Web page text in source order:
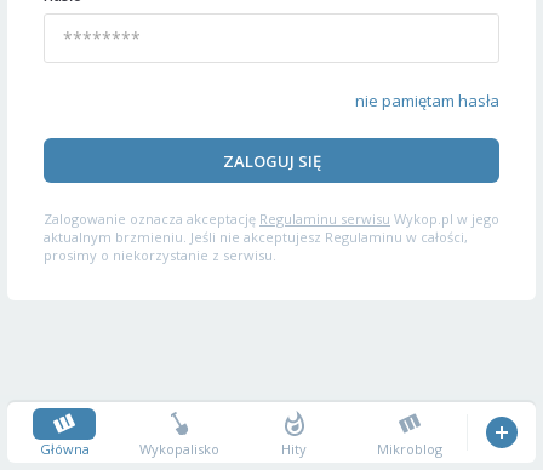
nie pamiętam hasła
ZALOGUJ SIĘ
Zalogowanie oznacza akceptację Regulaminu serwisu Wykop.pl w jego
aktualnym brzmieniu. Jeśli nie akceptujesz Regulaminu w całości,
prosimy o niekorzystanie z serwisu.
Główna Wykopalisko Hity Mikroblog